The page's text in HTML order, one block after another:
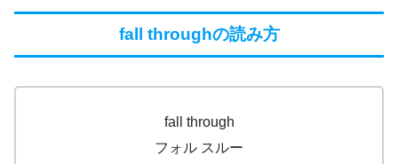
fall throughの読み方
fall through
フォル スルー